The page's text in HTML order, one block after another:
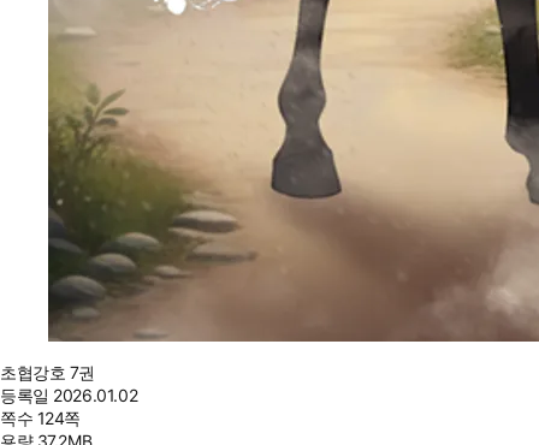
초협강호 7권
등록일 2026.01.02
쪽수 124쪽
용량 37.2MB